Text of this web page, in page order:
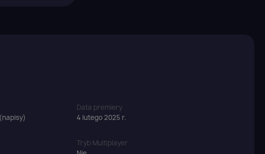
Data premiery
4 lutego 2025 r.
Tryb Multiplayer